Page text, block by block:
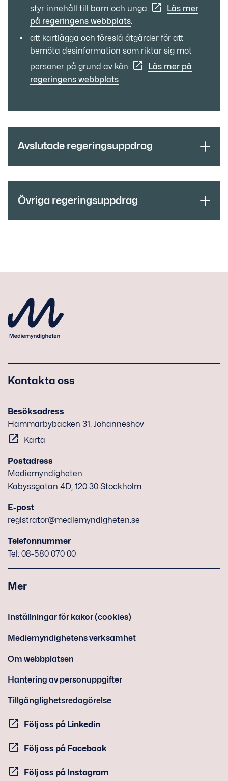
styr innehåll till barn och unga.
Läs mer
på regeringens webbplats.
att kartlägga och föreslå åtgärder för att
bemöta desinformation som riktar sig mot
personer på grund av kön.
Läs mer på
regeringens webbplats
Avslutade regeringsuppdrag
Övriga regeringsuppdrag
Kontakta oss
Besöksadress
Hammarbybacken 31. Johanneshov
Karta
Postadress
Mediemyndigheten
Kabyssgatan 4D, 120 30 Stockholm
E-post
registrator@mediemyndigheten.se
Telefonnummer
Tel: 08-580 070 00
Mer
Inställningar för kakor (cookies)
Mediemyndighetens verksamhet
Om webbplatsen
Hantering av personuppgifter
Tillgänglighetsredogörelse
Följ oss på Linkedin
Följ oss på Facebook
Följ oss på Instagram